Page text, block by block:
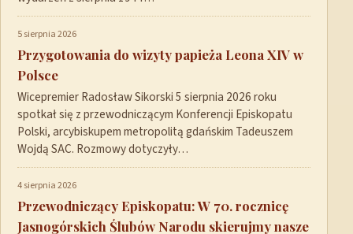
5 sierpnia 2026
Przygotowania do wizyty papieża Leona XIV w
Polsce
Wicepremier Radosław Sikorski 5 sierpnia 2026 roku
spotkał się z przewodniczącym Konferencji Episkopatu
Polski, arcybiskupem metropolitą gdańskim Tadeuszem
Wojdą SAC. Rozmowy dotyczyły…
4 sierpnia 2026
Przewodniczący Episkopatu: W 70. rocznicę
Jasnogórskich Ślubów Narodu skierujmy nasze